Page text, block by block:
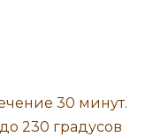
30 минут.
230 градусов